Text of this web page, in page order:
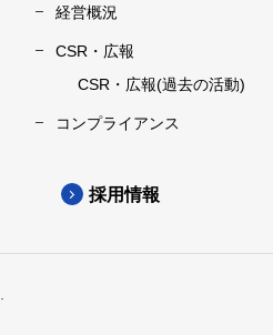
経営概況
CSR・広報
CSR・広報(過去の活動)
コンプライアンス
採用情報